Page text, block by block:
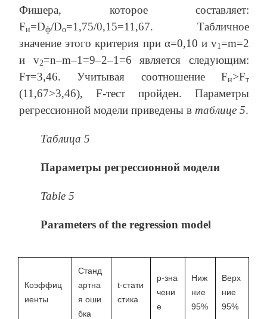
Фишера, которое составляет:
Fн=Dф/Dо=1,75/0,15=11,67. Табличное
значение этого критерия при α=0,10 и v1=m=2
и v2=n–m–1=9–2–1=6 является следующим:
Fт=3,46. Учитывая соотношение Fн>Fт
(11,67>3,46), F-тест пройден. Параметры
регрессионной модели приведены в таблице 5.
Таблица 5
Параметры регрессионной модели
Table 5
Parameters of the regression model
Коэффиц
иенты
Станд
артна
я оши
бка
t-стати
стика
p-зна
чени
е
Ниж
ние
95%
Верх
ние
95%